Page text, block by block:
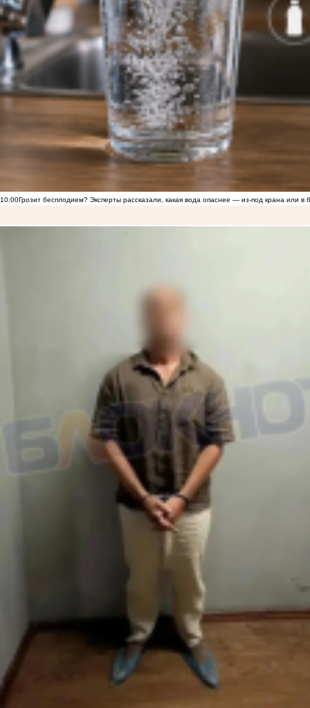
10:00Грозит бесплодием? Эксперты рассказали, какая вода опаснее — из-под крана или в